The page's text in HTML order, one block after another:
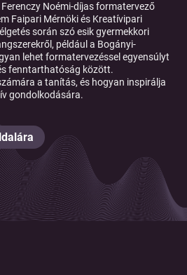
Noémi-díjas formatervező
Faipari Mérnöki és Kreatívipari
során szó esik gyermekkori
például a Bogányi-
lehet formatervezéssel egyensúlyt
fenntarthatóság között.
a tanítás, és hogyan inspirálja
gondolkodására.